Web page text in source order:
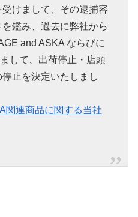
けまして、その逮捕容
鑑み、過去に弊社から
and ASKA ならびに
して、出荷停止・店頭
止を決定いたしまし
関連商品に関する当社